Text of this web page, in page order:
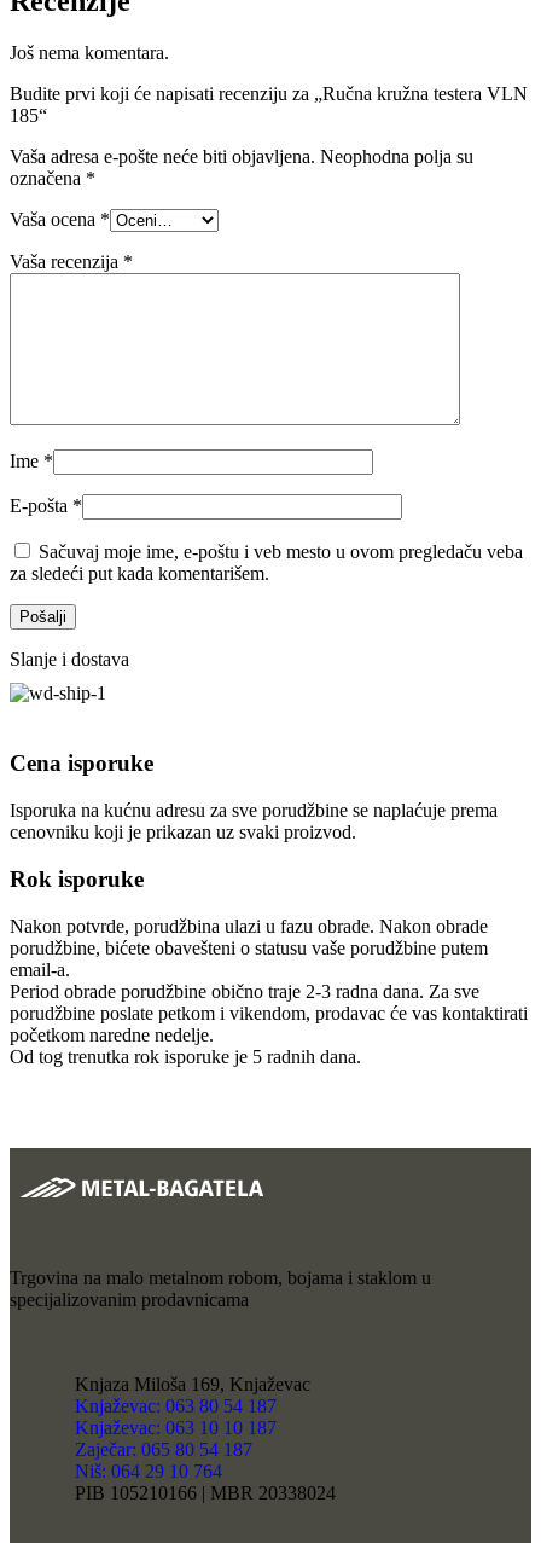
Još nema komentara.
Budite prvi koji će napisati recenziju za „Ručna kružna testera VLN
185“
Vaša adresa e-pošte neće biti objavljena. Neophodna polja su
označena *
Vaša ocena *
Vaša recenzija *
Ime *
E-pošta *
Sačuvaj moje ime, e-poštu i veb mesto u ovom pregledaču veba
za sledeći put kada komentarišem.
Slanje i dostava
Cena isporuke
Isporuka na kućnu adresu za sve porudžbine se naplaćuje prema
cenovniku koji je prikazan uz svaki proizvod.
Rok isporuke
Nakon potvrde, porudžbina ulazi u fazu obrade. Nakon obrade
porudžbine, bićete obavešteni o statusu vaše porudžbine putem
email-a.
Period obrade porudžbine obično traje 2-3 radna dana. Za sve
porudžbine poslate petkom i vikendom, prodavac će vas kontaktirati
početkom naredne nedelje.
Od tog trenutka rok isporuke je 5 radnih dana.
Trgovina na malo metalnom robom, bojama i staklom u
specijalizovanim prodavnicama
Knjaza Miloša 169, Knjaževac
Knjaževac: 063 80 54 187
Knjaževac: 063 10 10 187
Zaječar: 065 80 54 187
Niš: 064 29 10 764
PIB 105210166 | MBR 20338024